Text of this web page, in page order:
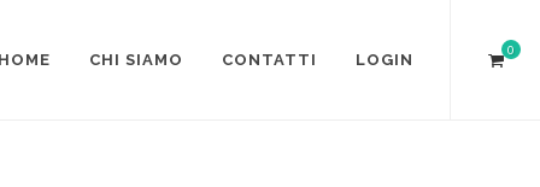
HOME CHI SIAMO CONTATTI LOGIN
0